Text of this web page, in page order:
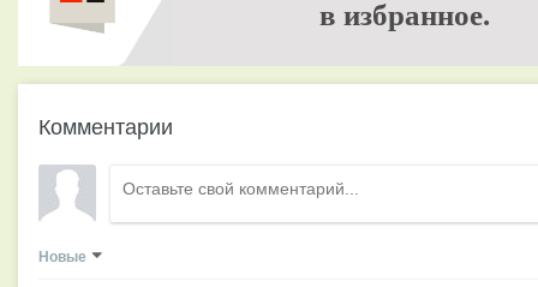
в избранное.
Комментарии
Новые